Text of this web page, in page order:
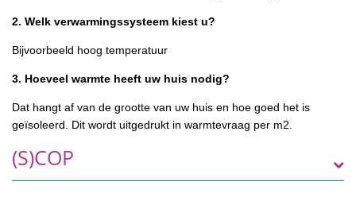
2. Welk verwarmingssysteem kiest u?
Bijvoorbeeld hoog temperatuur
3. Hoeveel warmte heeft uw huis nodig?
Dat hangt af van de grootte van uw huis en hoe goed het is
geïsoleerd. Dit wordt uitgedrukt in warmtevraag per m2.
(S)COP